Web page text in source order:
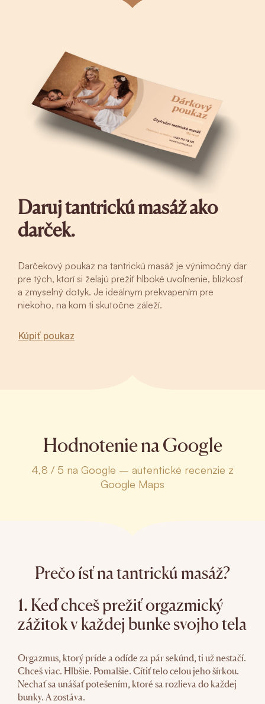
Daruj tantrickú masáž ako
darček.
Darčekový poukaz na tantrickú masáž je výnimočný dar
pre tých, ktorí si želajú prežiť hlboké uvoľnenie, blízkosť
a zmyselný dotyk. Je ideálnym prekvapením pre
niekoho, na kom ti skutočne záleží.
Kúpiť poukaz
Hodnotenie na Google
4,8 / 5 na Google – autentické recenzie z
Google Maps
Prečo ísť na tantrickú masáž?
1. Keď chceš prežiť orgazmický
zážitok v každej bunke svojho tela
Orgazmus, ktorý príde a odíde za pár sekúnd, ti už nestačí.
Chceš viac. Hlbšie. Pomalšie. Cítiť telo celou jeho šírkou.
Nechať sa unášať potešením, ktoré sa rozlieva do každej
bunky. A zostáva.